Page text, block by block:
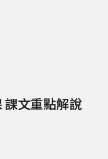
課文重點解說